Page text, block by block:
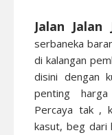
Jalan Jalan
serbaneka
di kalangan
disini dengan
penting
Percaya tak ,
kasut, beg dari